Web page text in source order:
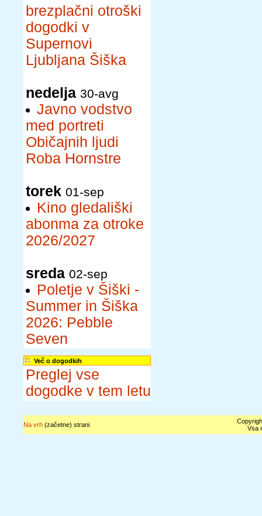
brezplačni otroški
dogodki v
Supernovi
Ljubljana Šiška
nedelja 30-avg
Javno vodstvo
med portreti
Običajnih ljudi
Roba Hornstre
torek 01-sep
Kino gledališki
abonma za otroke
2026/2027
sreda 02-sep
Poletje v Šiški -
Summer in Šiška
2026: Pebble
Seven
Več o dogodkih
Preglej vse
dogodke v tem letu
Na vrh(začetne) strani
Vsa